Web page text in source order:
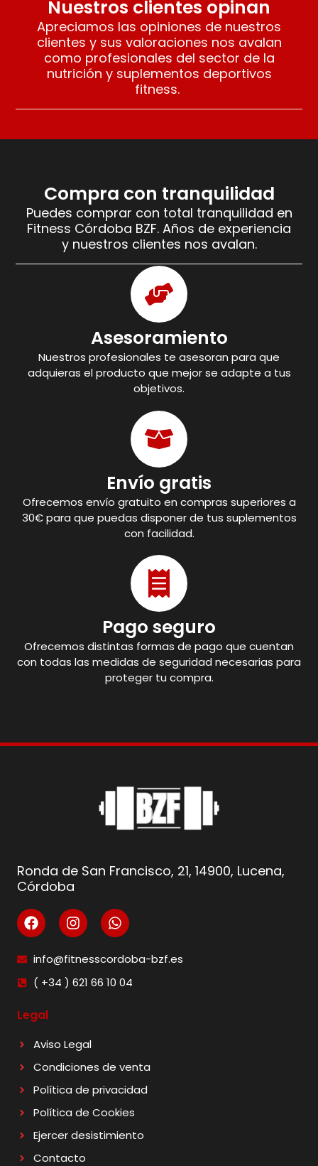
Nuestros clientes opinan
Apreciamos las opiniones de nuestros
clientes y sus valoraciones nos avalan
como profesionales del sector de la
nutrición y suplementos deportivos
fitness.
Compra con tranquilidad
Puedes comprar con total tranquilidad en
Fitness Córdoba BZF. Años de experiencia
y nuestros clientes nos avalan.
Asesoramiento
Nuestros profesionales te asesoran para que
adquieras el producto que mejor se adapte a tus
objetivos.
Envío gratis
Ofrecemos envío gratuito en compras superiores a
30€ para que puedas disponer de tus suplementos
con facilidad.
Pago seguro
Ofrecemos distintas formas de pago que cuentan
con todas las medidas de seguridad necesarias para
proteger tu compra.
Ronda de San Francisco, 21, 14900, Lucena,
Córdoba
info@fitnesscordoba-bzf.es
( +34 ) 621 66 10 04
Legal
Aviso Legal
Condiciones de venta
Política de privacidad
Política de Cookies
Ejercer desistimiento
Contacto